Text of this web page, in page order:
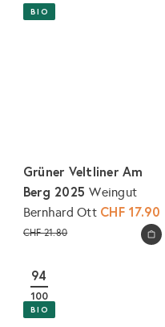
In den Warenkorb legen
BIO
Grüner Veltliner Am
Berg 2025Weingut
Bernhard Ott S
CHF 17.90
N
m
CHF 21.80
94
100
BIO